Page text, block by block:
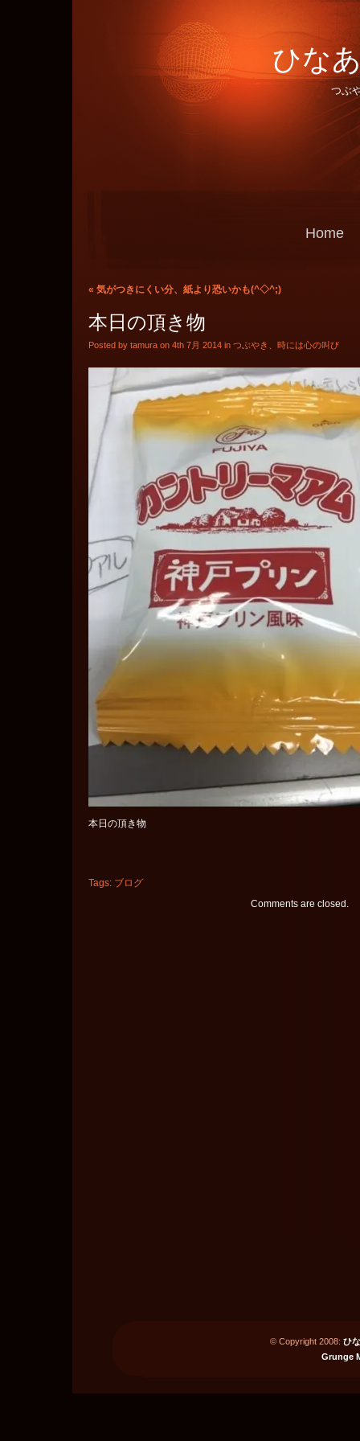
ひな
つぶ
Home
« 気がつきにくい分、紙より恐いかも(^◇^;)
本日の頂き物
Posted by tamura on 4th 7月 2014 in つぶやき、時には心の叫び
本日の頂き物
Tags: ブログ
Comments are closed.
© Copyright 2008: ひ
Grunge